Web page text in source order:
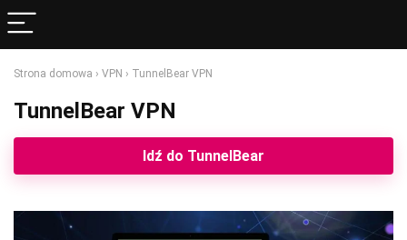
Strona domowa › VPN › TunnelBear VPN
TunnelBear VPN
Idź do TunnelBear